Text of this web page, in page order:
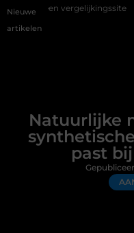
Nieuwe
artikelen
Schenking
Natuurlijke
past